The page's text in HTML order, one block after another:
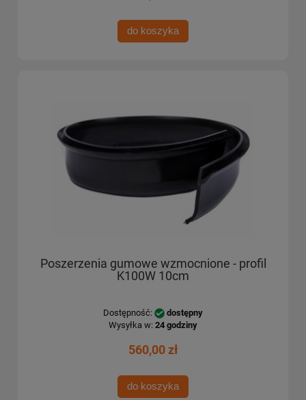
do koszyka
Poszerzenia gumowe wzmocnione - profil
K100W 10cm
Dostępność:
dostępny
Wysyłka w: 24 godziny
560,00 zł
do koszyka